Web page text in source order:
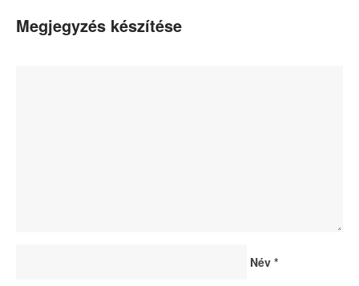
Megjegyzés készítése
Név *